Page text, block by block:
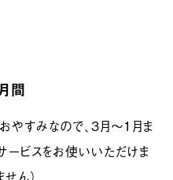
間
やすみなので、3月〜1月ま
ビスをお使いいただけま
ん）